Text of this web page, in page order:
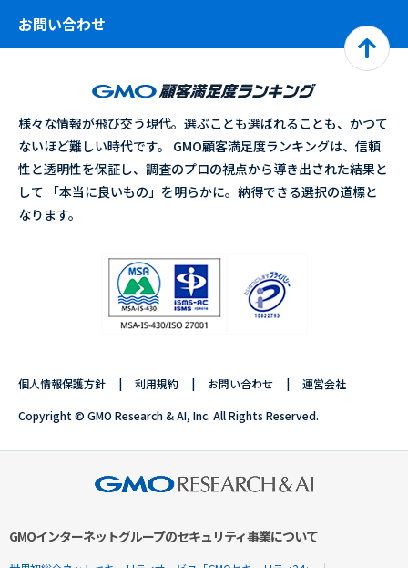
お問い合わせ
様々な情報が飛び交う現代。選ぶことも選ばれることも、かつて
ないほど難しい時代です。 GMO顧客満足度ランキングは、信頼
性と透明性を保証し、調査のプロの視点から導き出された結果と
して 「本当に良いもの」を明らかに。納得できる選択の道標と
なります。
個人情報保護方針 利用規約 お問い合わせ 運営会社
Copyright © GMO Research & AI, Inc. All Rights Reserved.
GMOインターネットグループのセキュリティ事業について